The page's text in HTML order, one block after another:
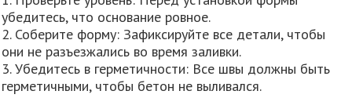
убедитесь, что основание ровное.
2. Соберите форму: Зафиксируйте все детали, чтобы
они не разъезжались во время заливки.
3. Убедитесь в герметичности: Все швы должны быть
герметичными, чтобы бетон не выливался.